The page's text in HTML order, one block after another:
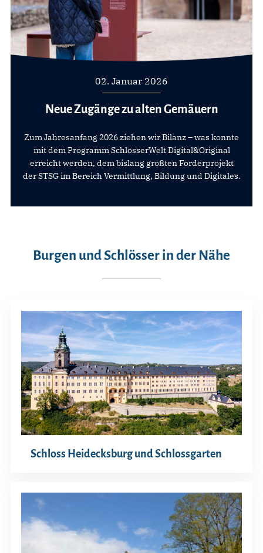
02. Januar 2026
Neue Zugänge zu alten Gemäuern
Zum Jahresanfang 2026 ziehen wir Bilanz – was konnte
mit dem Programm SchlösserWelt Digital&Original
erreicht werden, dem bislang größten Förderprojekt
der STSG im Bereich Vermittlung, Bildung und Digitales.
Burgen und Schlösser in der Nähe
Schloss Heidecksburg und Schlossgarten